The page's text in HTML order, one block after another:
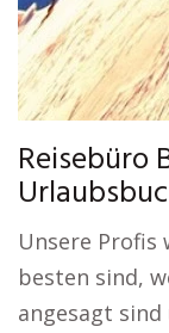
Reisebüro
Unsere Profis
besten sind,
angesagt